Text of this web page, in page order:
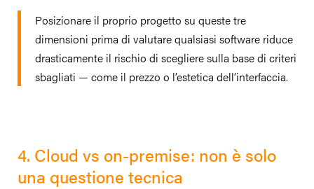
Posizionare il proprio progetto su queste tre
dimensioni prima di valutare qualsiasi software riduce
drasticamente il rischio di scegliere sulla base di criteri
sbagliati — come il prezzo o l’estetica dell’interfaccia.
4. Cloud vs on-premise: non è solo
una questione tecnica